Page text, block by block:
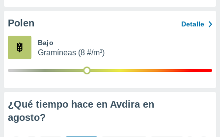
e
mediante
de
Polen Detalle
Bajo
Gramíneas (8 #/m³)
¿Qué tiempo hace en Avdira en
agosto?